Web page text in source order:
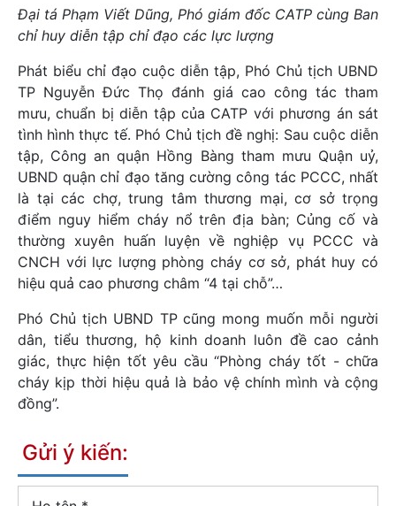
Đại tá Phạm Viết Dũng, Phó giám đốc CATP cùng Ban
chỉ huy diễn tập chỉ đạo các lực lượng
Phát biểu chỉ đạo cuộc diễn tập, Phó Chủ tịch UBND
TP Nguyễn Đức Thọ đánh giá cao công tác tham
mưu, chuẩn bị diễn tập của CATP với phương án sát
tình hình thực tế. Phó Chủ tịch đề nghị: Sau cuộc diễn
tập, Công an quận Hồng Bàng tham mưu Quận uỷ,
UBND quận chỉ đạo tăng cường công tác PCCC, nhất
là tại các chợ, trung tâm thương mại, cơ sở trọng
điểm nguy hiểm cháy nổ trên địa bàn; Củng cố và
thường xuyên huấn luyện về nghiệp vụ PCCC và
CNCH với lực lượng phòng cháy cơ sở, phát huy có
hiệu quả cao phương châm “4 tại chỗ”…
Phó Chủ tịch UBND TP cũng mong muốn mỗi người
dân, tiểu thương, hộ kinh doanh luôn đề cao cảnh
giác, thực hiện tốt yêu cầu “Phòng cháy tốt - chữa
cháy kịp thời hiệu quả là bảo vệ chính mình và cộng
đồng”.
Gửi ý kiến: